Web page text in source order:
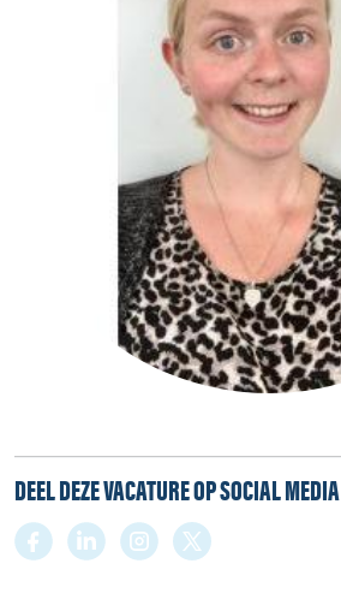
DEEL DEZE VACATURE OP SOCIAL MEDIA